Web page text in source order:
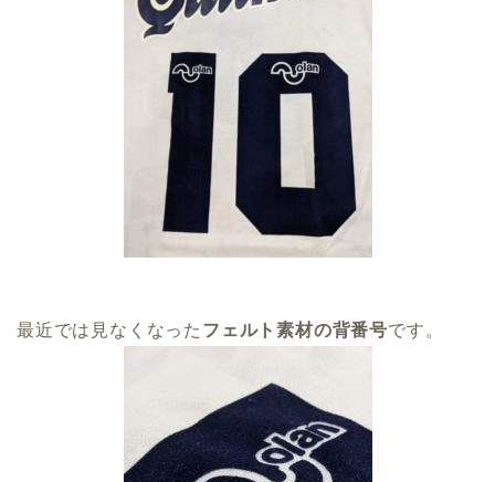
最近では見なくなった フェルト素材の背番号です。